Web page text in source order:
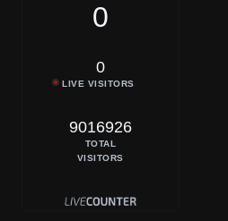
0
0
LIVE VISITORS
9016926
TOTAL
VISITORS